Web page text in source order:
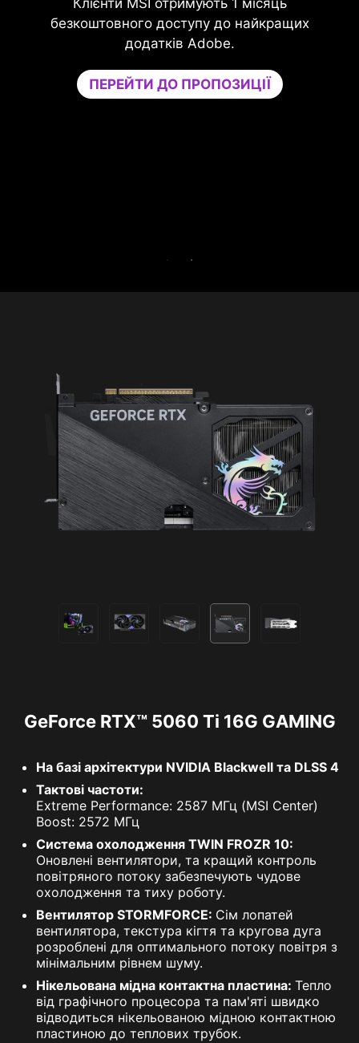
Підвищіть свій захист без шкоди
Game Optimizer виділяє
вашій грі, ізолюючи несуттєві
окреме ядро ЦП. Підвищуйте
GeForce RTX™ 5060 Ti 16G GAMING
На базі архітектури NVIDIA Blackwell та DLSS 4
Тактові частоти:
Extreme Performance: 2587 МГц (MSI Center)
Boost: 2572 МГц
Система охолодження TWIN FROZR 10:
Оновлені вентилятори, та кращий контроль
повітряного потоку забезпечують чудове
охолодження та тиху роботу.
Вентилятор STORMFORCE: Сім лопатей
вентилятора, текстура кігтя та кругова дуга
розроблені для оптимального потоку повітря з
мінімальним рівнем шуму.
Нікельована мідна контактна пластина: Тепло
від графічного процесора та пам'яті швидко
відводиться нікельованою мідною контактною
пластиною до теплових трубок.